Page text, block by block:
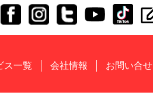
ス一覧 会社情報 お問い合せ